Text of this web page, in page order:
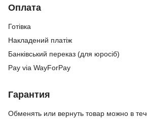
Оплата
Готівка
Накладений платіж
Банківський переказ (для юросіб)
Pay via WayForPay
Гарантия
Обменять или вернуть товар можно в